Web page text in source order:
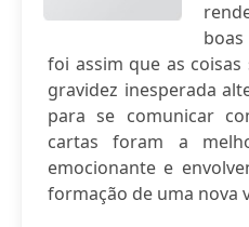
foi assim que as
gravidez inesperada
para se comunicar
cartas foram a
emocionante e
formação de uma nova